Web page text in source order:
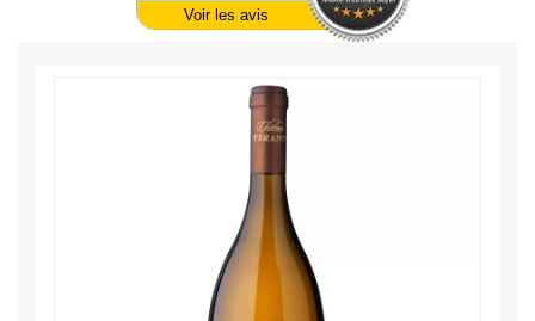
Voir les avis